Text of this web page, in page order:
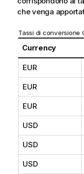
che venga
Tassi di conversione
Currency
EUR
EUR
EUR
USD
USD
USD